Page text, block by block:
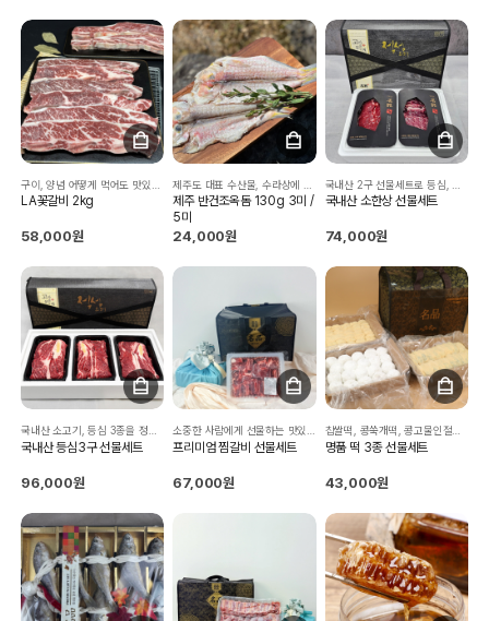
LA꽃갈비 2kg
58,000원
제주 반건조옥돔 130g 3미 /
5미
24,000원
국내산 소한상 선물세트
74,000원
국내산 등심3구 선물세트
96,000원
프리미엄 찜갈비 선물세트
67,000원
명품 떡 3종 선물세트
43,000원